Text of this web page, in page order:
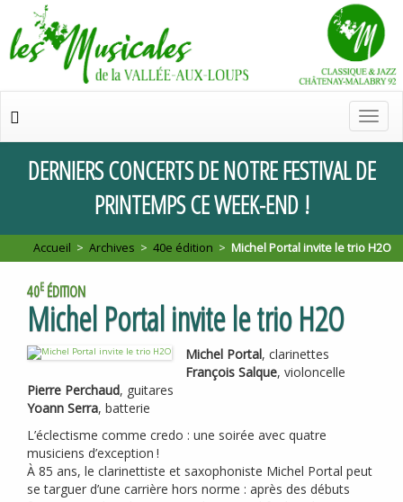
de
DERNIERSCONCERTSDENOTREFESTIVALDE
PRINTEMPSCEWEEK-END !
Accueil >Archives >40e édition >Michel Portal invite le trio H2O
40E ÉDITION
Michel Portal invite le trioH2O
Michel Portal, clarinettes
François Salque, violoncelle
Pierre Perchaud, guitares
Yoann Serra, batterie
L’éclectisme comme credo : une soirée avec quatre
musiciens d’exception !
À 85 ans, le clarinettiste et saxophoniste Michel Portal peut
se targuer d’une carrière hors norme : après des débuts